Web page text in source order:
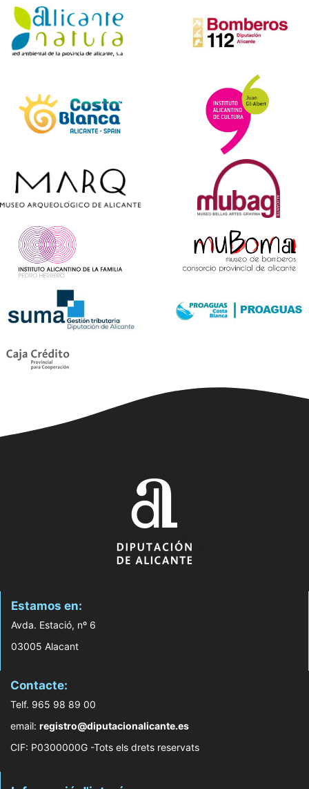
Estamos en:
Avda. Estació, nº 6
03005 Alacant
Contacte:
Telf. 965 98 89 00
email: registro@diputacionalicante.es
CIF: P0300000G -Tots els drets reservats